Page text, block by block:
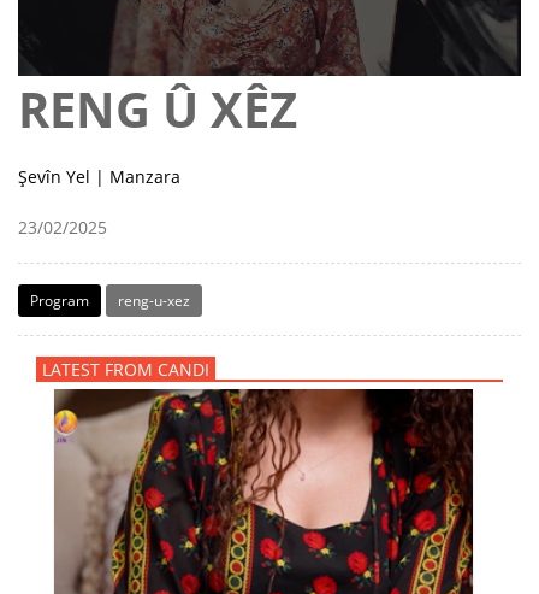
RENG Û XÊZ
Şevîn Yel | Manzara
23/02/2025
Program reng-u-xez
LATEST FROM CANDI